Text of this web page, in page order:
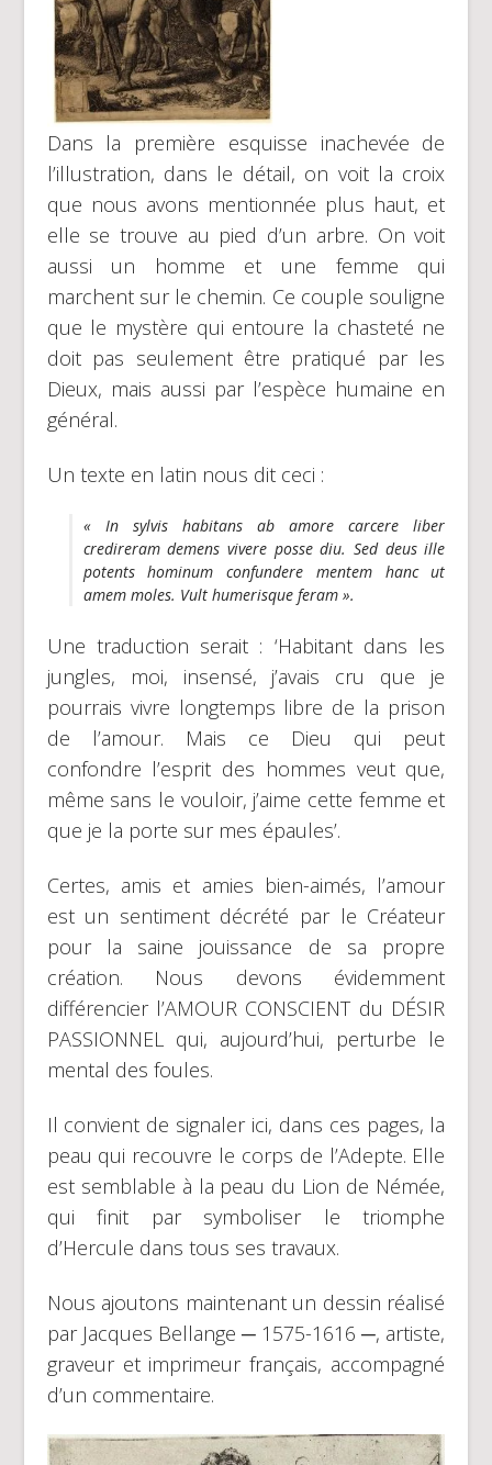
Dans la première esquisse inachevée de
l’illustration, dans le détail, on voit la croix
que nous avons mentionnée plus haut, et
elle se trouve au pied d’un arbre. On voit
aussi un homme et une femme qui
marchent sur le chemin. Ce couple souligne
que le mystère qui entoure la chasteté ne
doit pas seulement être pratiqué par les
Dieux, mais aussi par l’espèce humaine en
général.
Un texte en latin nous dit ceci :
« In sylvis habitans ab amore carcere liber
credireram demens vivere posse diu. Sed deus ille
potents hominum confundere mentem hanc ut
amem moles. Vult humerisque feram ».
Une traduction serait : ‘Habitant dans les
jungles, moi, insensé, j’avais cru que je
pourrais vivre longtemps libre de la prison
de l’amour. Mais ce Dieu qui peut
confondre l’esprit des hommes veut que,
même sans le vouloir, j’aime cette femme et
que je la porte sur mes épaules’.
Certes, amis et amies bien-aimés, l’amour
est un sentiment décrété par le Créateur
pour la saine jouissance de sa propre
création. Nous devons évidemment
différencier l’AMOUR CONSCIENT du DÉSIR
PASSIONNEL qui, aujourd’hui, perturbe le
mental des foules.
Il convient de signaler ici, dans ces pages, la
peau qui recouvre le corps de l’Adepte. Elle
est semblable à la peau du Lion de Némée,
qui finit par symboliser le triomphe
d’Hercule dans tous ses travaux.
Nous ajoutons maintenant un dessin réalisé
par Jacques Bellange ─ 1575-1616 ─, artiste,
graveur et imprimeur français, accompagné
d’un commentaire.